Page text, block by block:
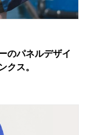
のパネルデザイ
クス。